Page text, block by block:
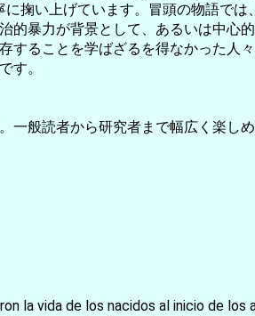
掬い上げています。冒頭の物語では
的暴力が背景として、あるいは中心
することを学ばざるを得なかった人
す。
一般読者から研究者まで幅広く楽しめ
la vida de los nacidos al inicio de los